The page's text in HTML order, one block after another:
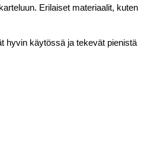
Erilaiset materiaalit, kuten
hyvin käytössä ja tekevät pienistä